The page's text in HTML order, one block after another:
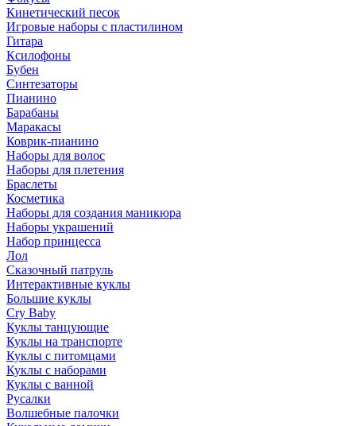
Кинетический песок
Игровые наборы с пластилином
Гитара
Ксилофоны
Бубен
Синтезаторы
Пианино
Барабаны
Маракасы
Коврик-пианино
Наборы для волос
Наборы для плетения
Браслеты
Косметика
Наборы для создания маникюра
Наборы украшений
Набор принцесса
Лол
Сказочный патруль
Интерактивные куклы
Большие куклы
Cry Baby
Куклы танцующие
Куклы на транспорте
Куклы с питомцами
Куклы с наборами
Куклы с ванной
Русалки
Волшебные палочки